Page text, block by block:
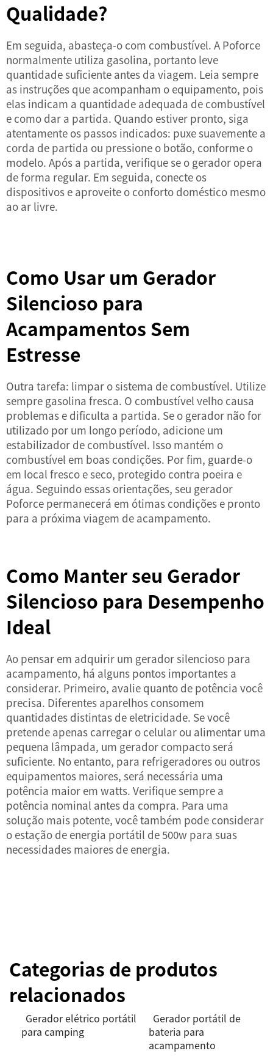
Qualidade?
Em seguida, abasteça-o com combustível. A Poforce
normalmente utiliza gasolina, portanto leve
quantidade suficiente antes da viagem. Leia sempre
as instruções que acompanham o equipamento, pois
elas indicam a quantidade adequada de combustível
e como dar a partida. Quando estiver pronto, siga
atentamente os passos indicados: puxe suavemente a
corda de partida ou pressione o botão, conforme o
modelo. Após a partida, verifique se o gerador opera
de forma regular. Em seguida, conecte os
dispositivos e aproveite o conforto doméstico mesmo
ao ar livre.
Como Usar um Gerador
Silencioso para
Acampamentos Sem
Estresse
Outra tarefa: limpar o sistema de combustível. Utilize
sempre gasolina fresca. O combustível velho causa
problemas e dificulta a partida. Se o gerador não for
utilizado por um longo período, adicione um
estabilizador de combustível. Isso mantém o
combustível em boas condições. Por fim, guarde-o
em local fresco e seco, protegido contra poeira e
água. Seguindo essas orientações, seu gerador
Poforce permanecerá em ótimas condições e pronto
para a próxima viagem de acampamento.
Como Manter seu Gerador
Silencioso para Desempenho
Ideal
Ao pensar em adquirir um gerador silencioso para
acampamento, há alguns pontos importantes a
considerar. Primeiro, avalie quanto de potência você
precisa. Diferentes aparelhos consomem
quantidades distintas de eletricidade. Se você
pretende apenas carregar o celular ou alimentar uma
pequena lâmpada, um gerador compacto será
suficiente. No entanto, para refrigeradores ou outros
equipamentos maiores, será necessária uma
potência maior em watts. Verifique sempre a
potência nominal antes da compra. Para uma
solução mais potente, você também pode considerar
o estação de energia portátil de 500w para suas
necessidades maiores de energia.
Categorias de produtos
relacionados
Gerador elétrico portátil
para camping
Gerador portátil de
bateria para
acampamento